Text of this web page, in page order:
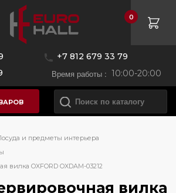
+7 812 679 33 79
Время работы : 10:00-20:00
0
и предметы интерьера
вилка OXFORD OXDAM-03212
вилка